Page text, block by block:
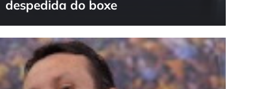
despedida do boxe